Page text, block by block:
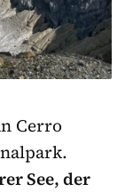
Cerro
See, der